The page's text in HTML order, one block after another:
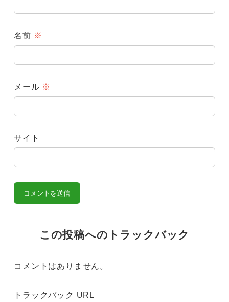
名前 ※
メール ※
サイト
この投稿へのトラックバック
コメントはありません。
トラックバック URL